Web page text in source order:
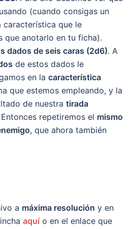
(cuando consigas un
característica que le
que anotarlo en tu ficha).
dados de seis caras (2d6). A
de estos dados le
en la característica
que estemos empleando, y la
de nuestra tirada
Entonces repetiremos el mismo
, que ahora también
a máxima resolución y en
aquío en el enlace que